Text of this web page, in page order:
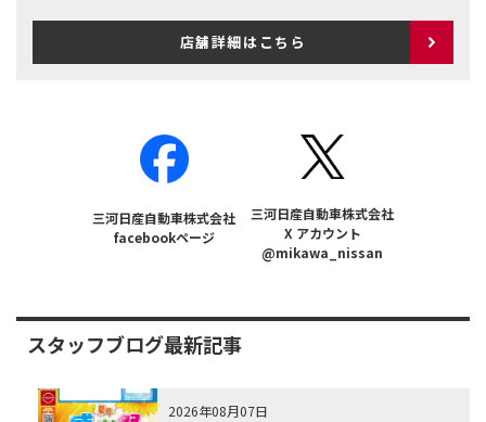
店舗詳細はこちら
三河日産自動車株式会社
facebookページ
三河日産自動車株式会社
X アカウント
@mikawa_nissan
スタッフブログ最新記事
2026年08月07日